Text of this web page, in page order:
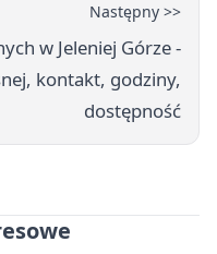
Następny >>
w Jeleniej Górze -
kontakt, godziny,
dostępność